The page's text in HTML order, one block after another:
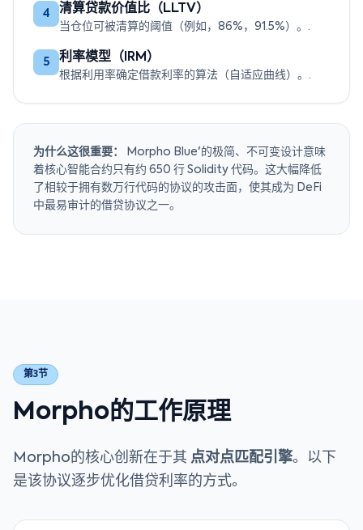
4 清算贷款价值比（LLTV）
当仓位可被清算的阈值（例如，86%，91.5%）。.
5 利率模型（IRM）
根据利用率确定借款利率的算法（自适应曲线）。.
为什么这很重要：
Morpho Blue'的极简、不可变设计意味
着核心智能合约只有约 650 行 Solidity 代码。这大幅降低
了相较于拥有数万行代码的协议的攻击面，使其成为 DeFi
中最易审计的借贷协议之一。
第3节
Morpho的工作原理
Morpho的核心创新在于其 点对点匹配引擎。以下
是该协议逐步优化借贷利率的方式。